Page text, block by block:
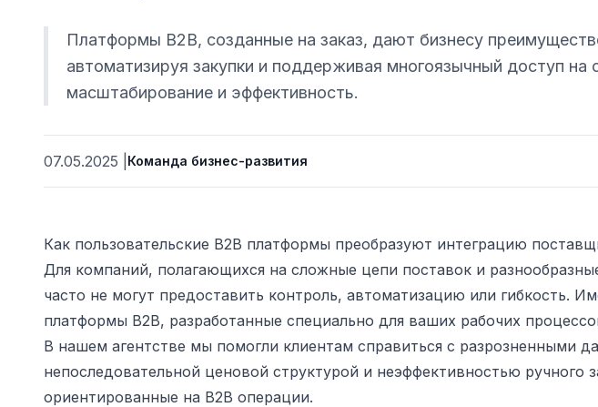
Платформы B2B, созданные на заказ, дают бизнесу
автоматизируя закупки и поддерживая многоязычный доступ
масштабирование и эффективность.
07.05.2025 Команда бизнес-развития
Как пользовательские B2B платформы преобразуют интеграцию
Для компаний, полагающихся на сложные цепи поставок и
часто не могут предоставить контроль, автоматизацию или гибкость.
платформы B2B, разработанные специально для ваших рабочих
В нашем агентстве мы помогли клиентам справиться с разрозненными
непоследовательной ценовой структурой и неэффективностью ручного
ориентированные на B2B операции.